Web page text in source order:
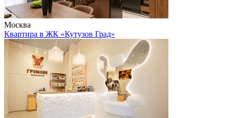
Москва
Квартира в ЖК «Кутузов Град»